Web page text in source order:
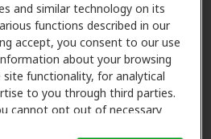
and similar technology on its
functions described in our
accept, you consent to our use
about your browsing
functionality, for analytical
to you through third parties.
cannot opt out of necessary